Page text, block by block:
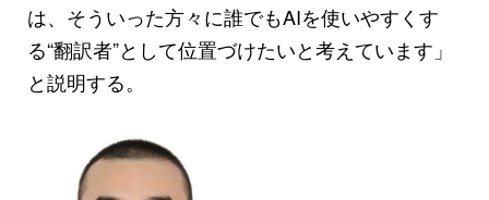
は、そういった方々に誰でもAIを使いやすくす
る“翻訳者”として位置づけたいと考えています」
と説明する。